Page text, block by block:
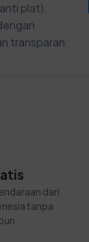
plat),
transparan.
dari
tanpa